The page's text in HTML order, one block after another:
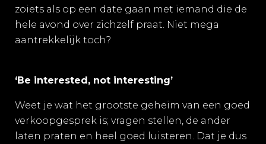
zoiets als op een date gaan met iemand die de
hele avond over zichzelf praat. Niet mega
aantrekkelijk toch?
‘Be interested, not interesting’
Weet je wat het grootste geheim van een goed
verkoopgesprek is; vragen stellen, de ander
laten praten en heel goed luisteren. Dat je dus